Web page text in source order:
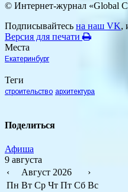
© Интернет-журнал «Global
Подписывайтесь на наш VK,
Версия для печати
Места
Екатеринбург
Теги
строительство архитектура
Поделиться
Афиша
9 августа
‹
Август 2026
›
Пн Вт Ср Чт Пт Сб Вс